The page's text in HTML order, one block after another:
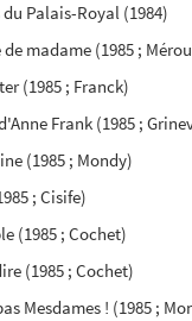
Palais-Royal (1984)
de madame (1985 ;
(1985 ; Franck)
Frank (1985 ;
(1985 ; Mondy)
; Cisife)
(1985 ; Cochet)
(1985 ; Cochet)
Mesdames ! (1985 ;